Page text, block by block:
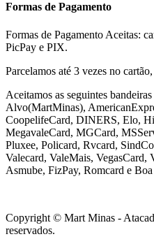
Formas de Pagamento
Formas de Pagamento Aceitas:
PicPay e PIX.
Parcelamos até 3 vezes no
Aceitamos as seguintes
Alvo(MartMinas),
CoopelifeCard, DINERS, Elo,
MegavaleCard, MGCard,
Pluxee, Policard, Rvcard,
Valecard, ValeMais, VegasCard,
Asmube, FizPay, Romcard e
Copyright © Mart Minas -
reservados.